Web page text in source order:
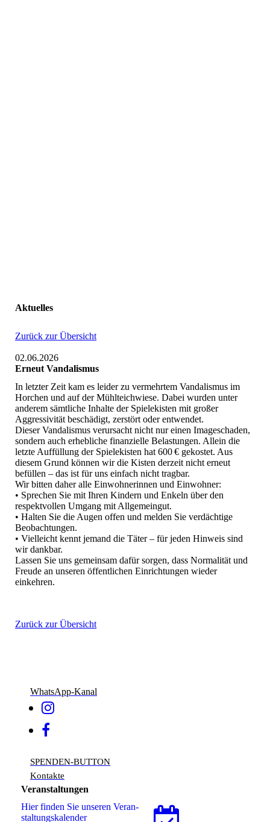
Aktuelles
Zurück zur Übersicht
02.06.2026
Erneut Vandalismus
In letzter Zeit kam es leider zu vermehrtem Vandalismus im
Horchen und auf der Mühlteichwiese. Dabei wurden unter
anderem sämtliche Inhalte der Spielekisten mit großer
Aggressivität beschädigt, zerstört oder entwendet.
Dieser Vandalismus verursacht nicht nur einen Imageschaden,
sondern auch erhebliche finanzielle Belastungen. Allein die
letzte Auffüllung der Spielekisten hat 600 € gekostet. Aus
diesem Grund können wir die Kisten derzeit nicht erneut
befüllen – das ist für uns einfach nicht tragbar.
Wir bitten daher alle Einwohnerinnen und Einwohner:
• Sprechen Sie mit Ihren Kindern und Enkeln über den
respektvollen Umgang mit Allgemeingut.
• Halten Sie die Augen offen und melden Sie verdächtige
Beobachtungen.
• Vielleicht kennt jemand die Täter – für jeden Hinweis sind
wir dankbar.
Lassen Sie uns gemeinsam dafür sorgen, dass Normalität und
Freude an unseren öffentlichen Einrichtungen wieder
einkehren.
Zurück zur Übersicht
WhatsApp-Kanal
SPENDEN-BUTTON
Kontakte
Veranstaltungen
Hier finden Sie unseren Ver­an­
stal­tungs­ka­len­der